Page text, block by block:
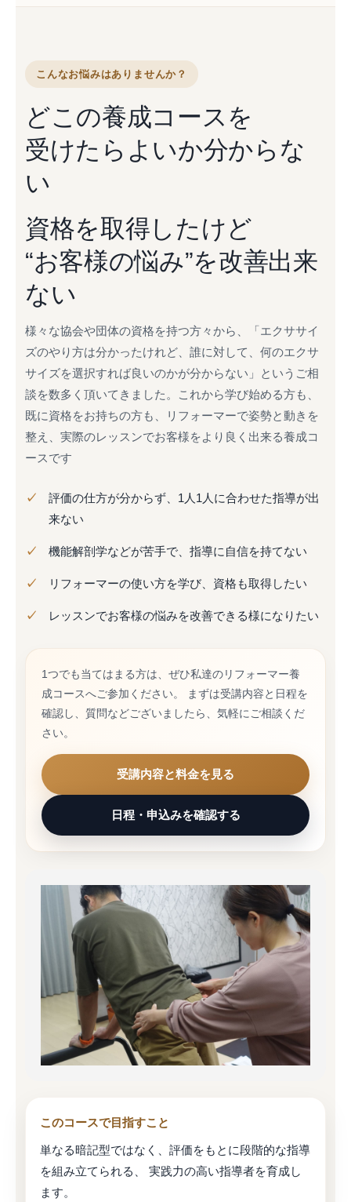
こんなお悩みはありませんか？
どこの養成コースを
受けたらよいか分からな
い
資格を取得したけど
“お客様の悩み”を改善出来
ない
様々な協会や団体の資格を持つ方々から、「エクササイ
ズのやり方は分かったけれど、誰に対して、何のエクサ
サイズを選択すれば良いのかが分からない」というご相
談を数多く頂いてきました。これから学び始める方も、
既に資格をお持ちの方も、リフォーマーで姿勢と動きを
整え、実際のレッスンでお客様をより良く出来る養成コ
ースです
評価の仕方が分からず、1人1人に合わせた指導が出
来ない
機能解剖学などが苦手で、指導に自信を持てない
リフォーマーの使い方を学び、資格も取得したい
レッスンでお客様の悩みを改善できる様になりたい
1つでも当てはまる方は、ぜひ私達のリフォーマー養
成コースへご参加ください。 まずは受講内容と日程を
確認し、質問などございましたら、気軽にご相談くだ
さい。
受講内容と料金を見る
日程・申込みを確認する
このコースで目指すこと
単なる暗記型ではなく、評価をもとに段階的な指導
を組み立てられる、 実践力の高い指導者を育成し
ます。